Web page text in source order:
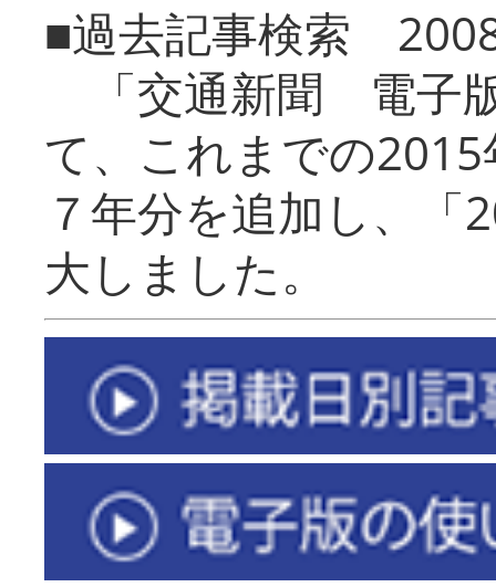
■過去記事検索
「交通新聞 電子
て、これまでの
７年分を追加し、「
大しまし